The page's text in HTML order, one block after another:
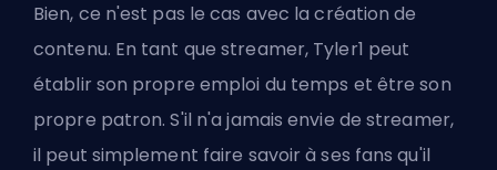
Bien, ce n'est pas le cas avec la création de
contenu. En tant que streamer, Tyler1 peut
établir son propre emploi du temps et être son
propre patron. S'il n'a jamais envie de streamer,
il peut simplement faire savoir à ses fans qu'il